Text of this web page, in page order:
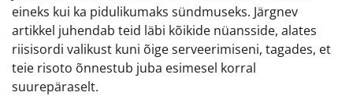
eineks kui ka pidulikumaks sündmuseks. Järgnev
artikkel juhendab teid läbi kõikide nüansside, alates
riisisordi valikust kuni õige serveerimiseni, tagades, et
teie risoto õnnestub juba esimesel korral
suurepäraselt.